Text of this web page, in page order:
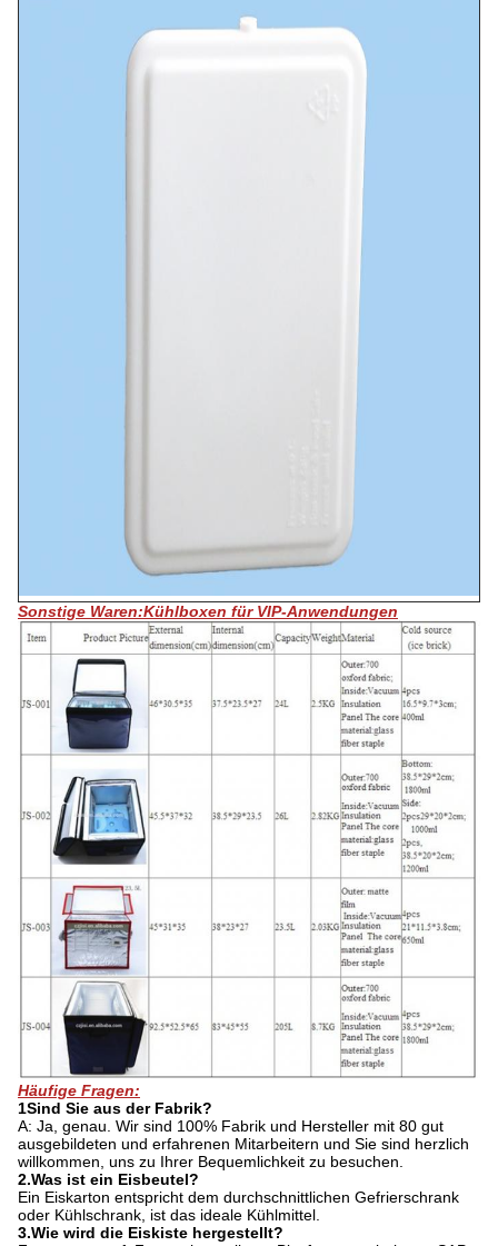
Sonstige Waren:Kühlboxen für VIP-Anwendungen
Häufige Fragen:
1Sind Sie aus der Fabrik?
A: Ja, genau. Wir sind 100% Fabrik und Hersteller mit 80 gut
ausgebildeten und erfahrenen Mitarbeitern und Sie sind herzlich
willkommen, uns zu Ihrer Bequemlichkeit zu besuchen.
2.Was ist ein Eisbeutel?
Ein Eiskarton entspricht dem durchschnittlichen Gefrierschrank
oder Kühlschrank, ist das ideale Kühlmittel.
3.Wie wird die Eiskiste hergestellt?